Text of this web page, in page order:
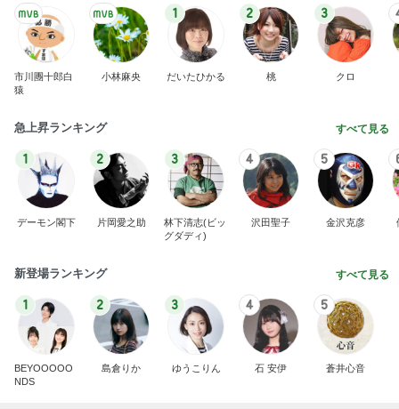
市川團十郎白
猿
小林麻央
1
だいたひかる
2
桃
3
クロ
急上昇ランキング すべて見る
1
デーモン閣下
2
片岡愛之助
3
林下清志(ビッ
グダディ)
4
沢田聖子
5
金沢克彦
新登場ランキング すべて見る
1
BEYOOOOO
NDS
2
島倉りか
3
ゆうこりん
4
石 安伊
5
蒼井心音